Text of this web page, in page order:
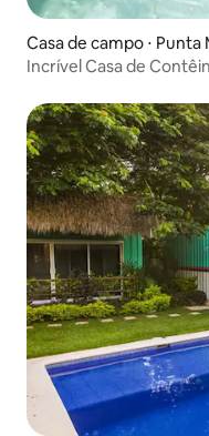
Casa de campo ⋅ Punta
Incrível Casa de